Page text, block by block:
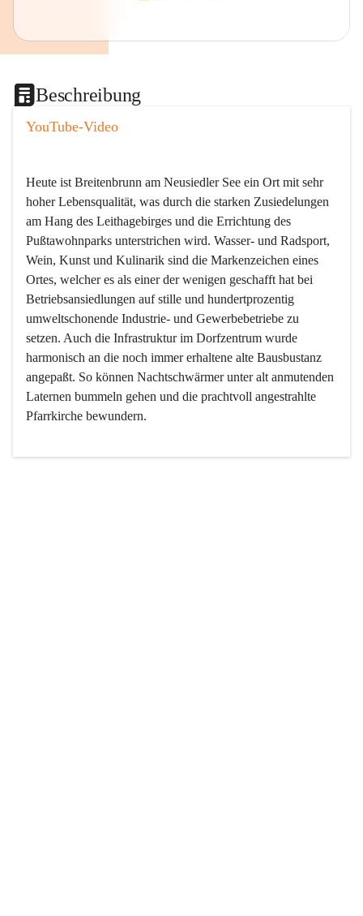
Beschreibung
YouTube-Video
Heute ist Breitenbrunn am Neusiedler See ein Ort mit sehr
hoher Lebensqualität, was durch die starken Zusiedelungen
am Hang des Leithagebirges und die Errichtung des
Pußtawohnparks unterstrichen wird. Wasser- und Radsport,
Wein, Kunst und Kulinarik sind die Markenzeichen eines
Ortes, welcher es als einer der wenigen geschafft hat bei
Betriebsansiedlungen auf stille und hundertprozentig
umweltschonende Industrie- und Gewerbebetriebe zu
setzen. Auch die Infrastruktur im Dorfzentrum wurde
harmonisch an die noch immer erhaltene alte Bausbustanz
angepaßt. So können Nachtschwärmer unter alt anmutenden
Laternen bummeln gehen und die prachtvoll angestrahlte
Pfarrkirche bewundern.
Der Weinbau dominert heute nicht mehr, ist aber integrativer